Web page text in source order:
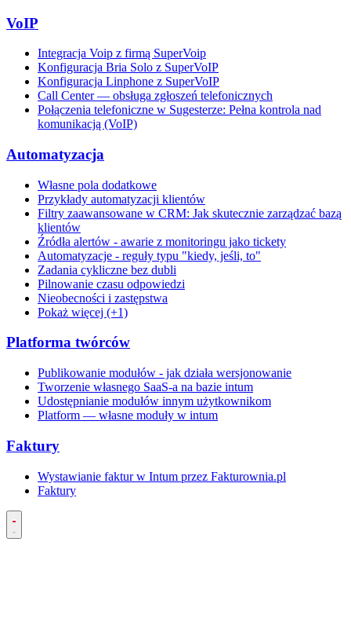
VoIP
Integracja Voip z firmą SuperVoip
Konfiguracja Bria Solo z SuperVoIP
Konfiguracja Linphone z SuperVoIP
Call Center — obsługa zgłoszeń telefonicznych
Połączenia telefoniczne w Sugesterze: Pełna kontrola nad
komunikacją (VoIP)
Automatyzacja
Własne pola dodatkowe
Przykłady automatyzacji klientów
Filtry zaawansowane w CRM: Jak skutecznie zarządzać bazą
klientów
Źródła alertów - awarie z monitoringu jako tickety
Automatyzacje - reguły typu "kiedy, jeśli, to"
Zadania cykliczne bez dubli
Pilnowanie czasu odpowiedzi
Nieobecności i zastępstwa
Pokaż więcej (+1)
Platforma twórców
Publikowanie modułów - jak działa wersjonowanie
Tworzenie własnego SaaS-a na bazie intum
Udostępnianie modułów innym użytkownikom
Platform — własne moduły w intum
Faktury
Wystawianie faktur w Intum przez Fakturownia.pl
Faktury